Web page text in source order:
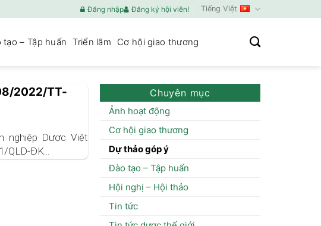
Đăng nhập Đăng ký hội viên! Tiếng Việt
tạo – Tập huấn Triển lãm Cơ hội giao thương
2022/TT-
nghiệp Dược Việt
ĐK...
Chuyên mục
Ảnh hoạt động
Cơ hội giao thương
Dự thảo góp ý
Đào tạo – Tập huấn
Hội nghị – Hội thảo
Tin tức